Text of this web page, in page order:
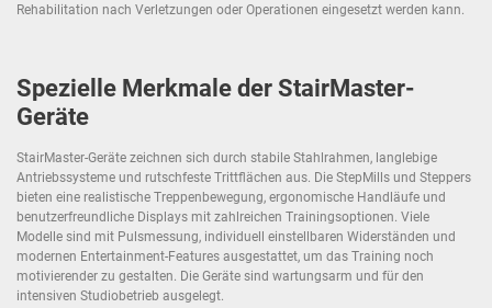
Rehabilitation nach Verletzungen oder Operationen eingesetzt werden kann.
Spezielle Merkmale der StairMaster-
Geräte
StairMaster-Geräte zeichnen sich durch stabile Stahlrahmen, langlebige
Antriebssysteme und rutschfeste Trittflächen aus. Die StepMills und Steppers
bieten eine realistische Treppenbewegung, ergonomische Handläufe und
benutzerfreundliche Displays mit zahlreichen Trainingsoptionen. Viele
Modelle sind mit Pulsmessung, individuell einstellbaren Widerständen und
modernen Entertainment-Features ausgestattet, um das Training noch
motivierender zu gestalten. Die Geräte sind wartungsarm und für den
intensiven Studiobetrieb ausgelegt.